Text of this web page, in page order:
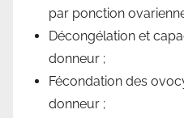
par ponction
Décongélation et
donneur ;
Fécondation des
donneur ;